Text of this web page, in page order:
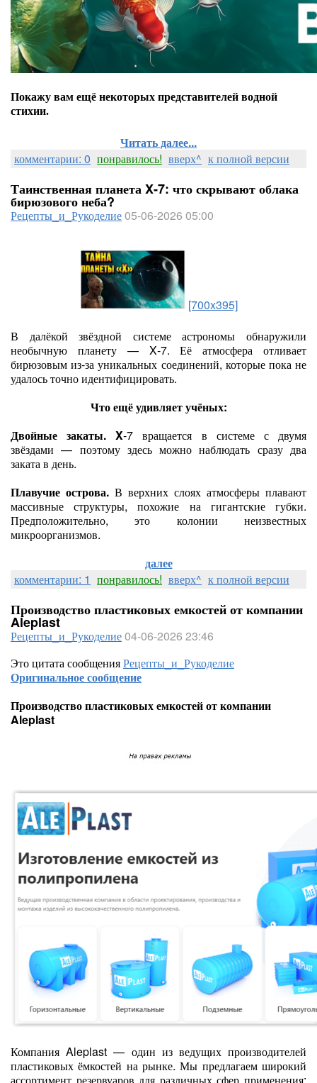
Покажу вам ещё некоторых представителей водной
стихии.
Читать далее...
комментарии: 0 понравилось! вверх^ к полной версии
Таинственная планета X‑7: что скрывают облака
бирюзового неба?
Рецепты_и_Рукоделие05-06-2026 05:00
[700x395]
В далёкой звёздной системе астрономы обнаружили
необычную планету — X‑7. Её атмосфера отливает
бирюзовым из‑за уникальных соединений, которые пока не
удалось точно идентифицировать.
Что ещё удивляет учёных:
Двойные закаты. X‑7 вращается в системе с двумя
звёздами — поэтому здесь можно наблюдать сразу два
заката в день.
Плавучие острова. В верхних слоях атмосферы плавают
массивные структуры, похожие на гигантские губки.
Предположительно, это колонии неизвестных
микроорганизмов.
далее
комментарии: 1 понравилось! вверх^ к полной версии
Производство пластиковых емкостей от компании
Aleplast
Рецепты_и_Рукоделие04-06-2026 23:46
Это цитата сообщенияРецепты_и_Рукоделие
Оригинальное сообщение
Производство пластиковых емкостей от компании
Aleplast
Компания Aleplast — один из ведущих производителей
пластиковых ёмкостей на рынке. Мы предлагаем широкий